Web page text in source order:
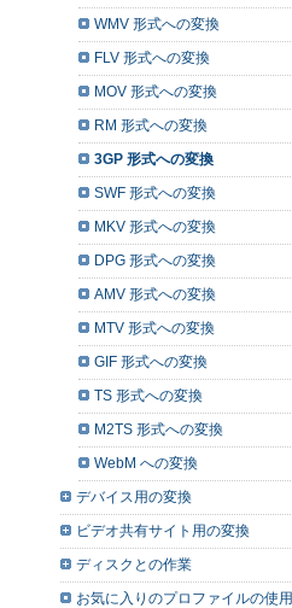
WMV 形式への変換
FLV 形式への変換
MOV 形式への変換
RM 形式への変換
3GP 形式への変換
SWF 形式への変換
MKV 形式への変換
DPG 形式への変換
AMV 形式への変換
MTV 形式への変換
GIF 形式への変換
TS 形式への変換
M2TS 形式への変換
WebM への変換
デバイス用の変換
ビデオ共有サイト用の変換
ディスクとの作業
お気に入りのプロファイルの使用